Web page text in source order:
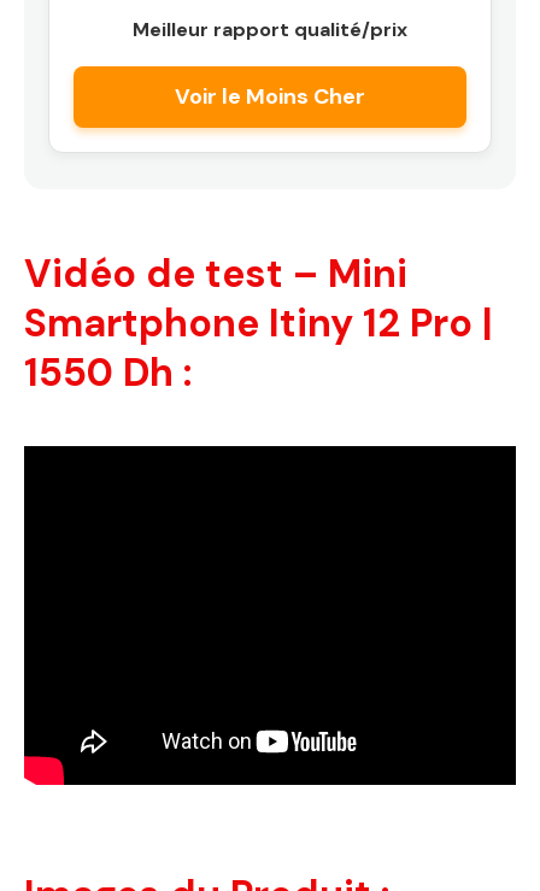
Meilleur rapport qualité/prix
Voir le Moins Cher
Vidéo de test – Mini
Smartphone Itiny 12 Pro |
1550 Dh :